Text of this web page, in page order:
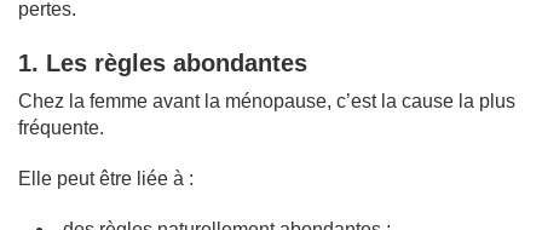
pertes.
1. Les règles abondantes
Chez la femme avant la ménopause, c’est la cause la plus
fréquente.
Elle peut être liée à :